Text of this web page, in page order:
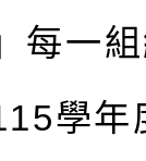
每一
學年